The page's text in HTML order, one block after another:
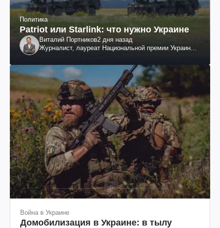
Политика
Patriot или Starlink: что нужно Украине
Виталий Портников2 дня назад
Журналист, лауреат Национальной премии Украины
Война в Украине
Домобилизация в Украине: в тылу